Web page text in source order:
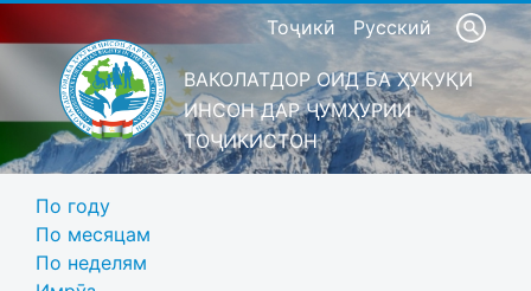
Тоҷикӣ Русский
ВАКОЛАТДОР ОИД БА ҲУҚУҚИ
ИНСОН ДАР ҶУМҲУРИИ
ТОҶИКИСТОН
По году
По месяцам
По неделям